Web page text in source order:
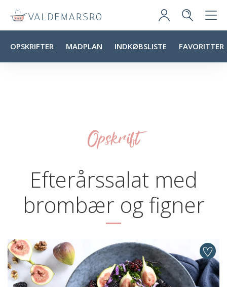
OPSKRIFTER MADPLAN INDKØBSLISTE FAVORITTER
Opskrift
Efterårssalat med
brombær og figner